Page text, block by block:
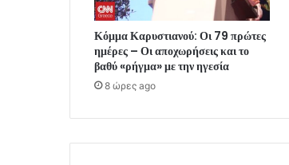
Κόμμα Καρυστιανού: Οι 79 πρώτες
ημέρες – Οι αποχωρήσεις και το
βαθύ «ρήγμα» με την ηγεσία
8 ώρες ago